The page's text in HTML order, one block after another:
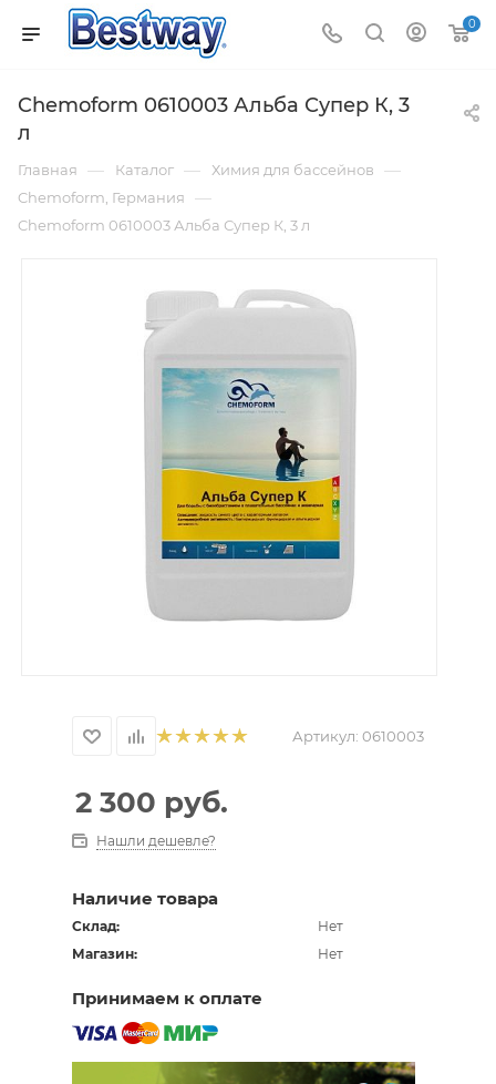
0
Chemoform 0610003 Альба Супер К, 3
л
Главная — Каталог — Химия для бассейнов —
Chemoform, Германия —
Chemoform 0610003 Альба Супер К, 3 л
Артикул: 0610003
2 300 руб.
Нашли дешевле?
Наличие товара
Склад:
Нет
Магазин:
Нет
Принимаем к оплате